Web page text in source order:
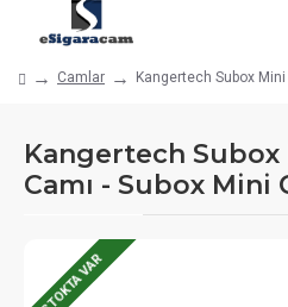
Camlar Kangertech Subox
Kangertech
Camı - Subox Mini
STOKTA VAR